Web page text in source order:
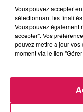
Du lundi au vendredi
Geoffrey pour une
Vous pouvez accepter
sélectionnant les
Vous pouvez également
accepter". Vos
pouvez mettre à jour vos
moment via le lien